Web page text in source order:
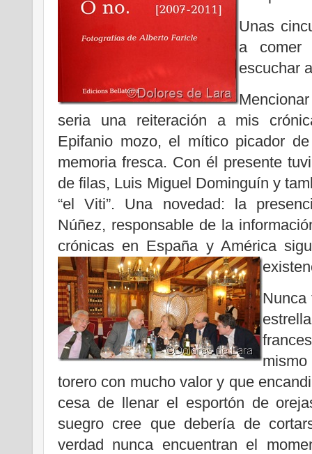
Unas
a comer
escuchar
seria una reiteración a mis
Epifanio mozo, el mítico picador
memoria fresca. Con él presente
de filas, Luis Miguel Dominguín y
“el Viti”. Una novedad: la
Núñez, responsable de la
crónicas en España y América
Nunca
torero con mucho valor y que
cesa de llenar el esportón de
suegro cree que debería de
verdad nunca encuentran el